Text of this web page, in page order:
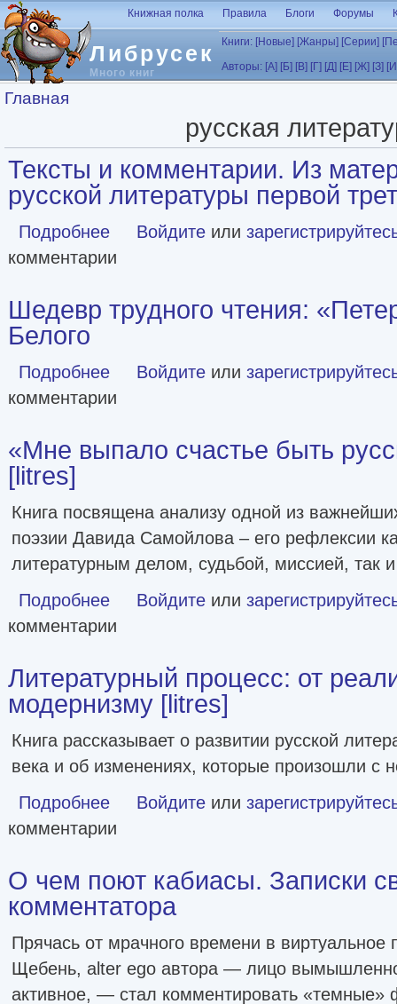
Перейти к основному содержанию
Либрусек
Много книг
Книжная полка Правила Блоги Форумы
Книги: [Новые] [Жанры] [Серии]
Авторы: [А] [Б] [В] [Г] [Д] [Е] [Ж] [З]
Вы здесь
Главная
русская
Тексты и комментарии. Из
русской литературы первой
Подробнее о Тексты и комментарии. Из материалов к истории
Войдите или
комментарии
Шедевр трудного чтения:
Белого
Подробнее о Шедевр трудного чтения: «Петербург» Андрея Белого
Войдите или
комментарии
«Мне выпало счастье быть
[litres]
Книга посвящена анализу одной из
поэзии Давида Самойлова – его рефлексии
литературным делом, судьбой, миссией, так
Подробнее о «Мне выпало счастье быть русским поэтом…» [litres]
Войдите или
комментарии
Литературный процесс: от
модернизму [litres]
Книга рассказывает о развитии русской
века и об изменениях, которые произошли с
Подробнее о Литературный процесс: от реализма к модернизму
Войдите или
комментарии
О чем поют кабиасы. Записки
комментатора
Прячась от мрачного времени в виртуальное
Щебень, alter ego автора — лицо
активное, — стал комментировать «темные»